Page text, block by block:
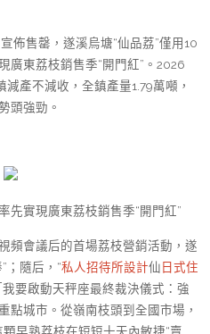
佈售罄，遂溪烏塘“仙品荔”僅用10
廣東荔枝銷售季“開門紅”。2026
產不減收，全鎮產量1.79萬噸，
頭強勁。
先實現廣東荔枝銷售季“開門紅”
頻會議后的首場荔枝營銷活動，遂
；隨后，“私人招待所設計仙日式住
要啟動天秤座最終裁決儀式：強
點城市。從嶺南枝頭到全國市場，
顆早熟荔枝在短短十天內敏捷“賣